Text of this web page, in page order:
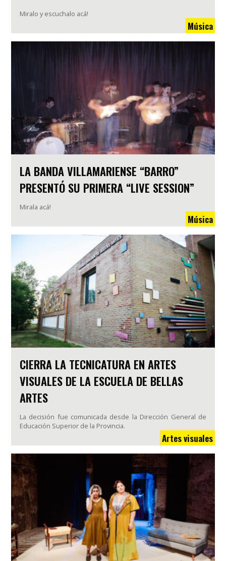
Miralo y escuchalo acá!
Música
LA BANDA VILLAMARIENSE “BARRO”
PRESENTÓ SU PRIMERA “LIVE SESSION”
Mirala acá!
Música
CIERRA LA TECNICATURA EN ARTES
VISUALES DE LA ESCUELA DE BELLAS
ARTES
La decisión fue comunicada desde la Dirección General de
Educación Superior de la Provincia.
Artes visuales